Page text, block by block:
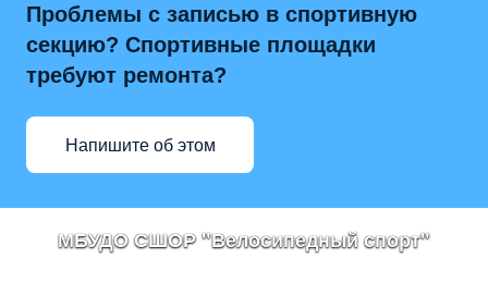
Проблемы с записью в спортивную
секцию? Спортивные площадки
требуют ремонта?
Напишите об этом
МБУДО СШОР "Велосипедный спорт"